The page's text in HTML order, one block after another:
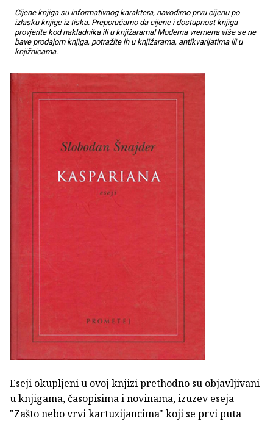
Cijene knjiga su informativnog karaktera, navodimo prvu cijenu po
izlasku knjige iz tiska. Preporučamo da cijene i dostupnost knjiga
provjerite kod nakladnika ili u knjižarama! Moderna vremena više se ne
bave prodajom knjiga, potražite ih u knjižarama, antikvarijatima ili u
knjižnicama.
Eseji okupljeni u ovoj knjizi prethodno su objavljivani
u knjigama, časopisima i novinama, izuzev eseja
"Zašto nebo vrvi kartuzijancima" koji se prvi puta